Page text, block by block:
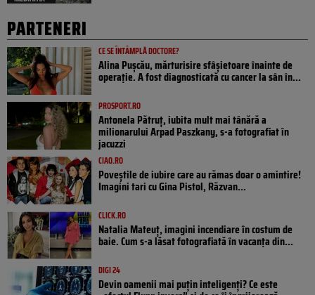
PARTENERI
CE SE ÎNTÂMPLĂ DOCTORE?
Alina Pușcău, mărturisire sfâșietoare înainte de
operație. A fost diagnosticată cu cancer la sân în...
PROSPORT.RO
Antonela Pătruț, iubita mult mai tânără a
milionarului Arpad Paszkany, s-a fotografiat în
jacuzzi
CIAO.RO
Poveştile de iubire care au rămas doar o amintire!
Imagini tari cu Gina Pistol, Răzvan...
CLICK.RO
Natalia Mateuț, imagini incendiare în costum de
baie. Cum s-a lăsat fotografiată în vacanța din...
DIGI 24
Devin oamenii mai puțin inteligenți? Ce este